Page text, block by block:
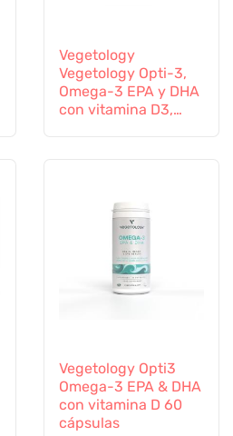
Vegetology
Vegetology Opti-3,
Omega-3 EPA y DHA
con vitamina D3,
Vegetology Opti3
Omega-3 EPA & DHA
con vitamina D 60
cápsulas